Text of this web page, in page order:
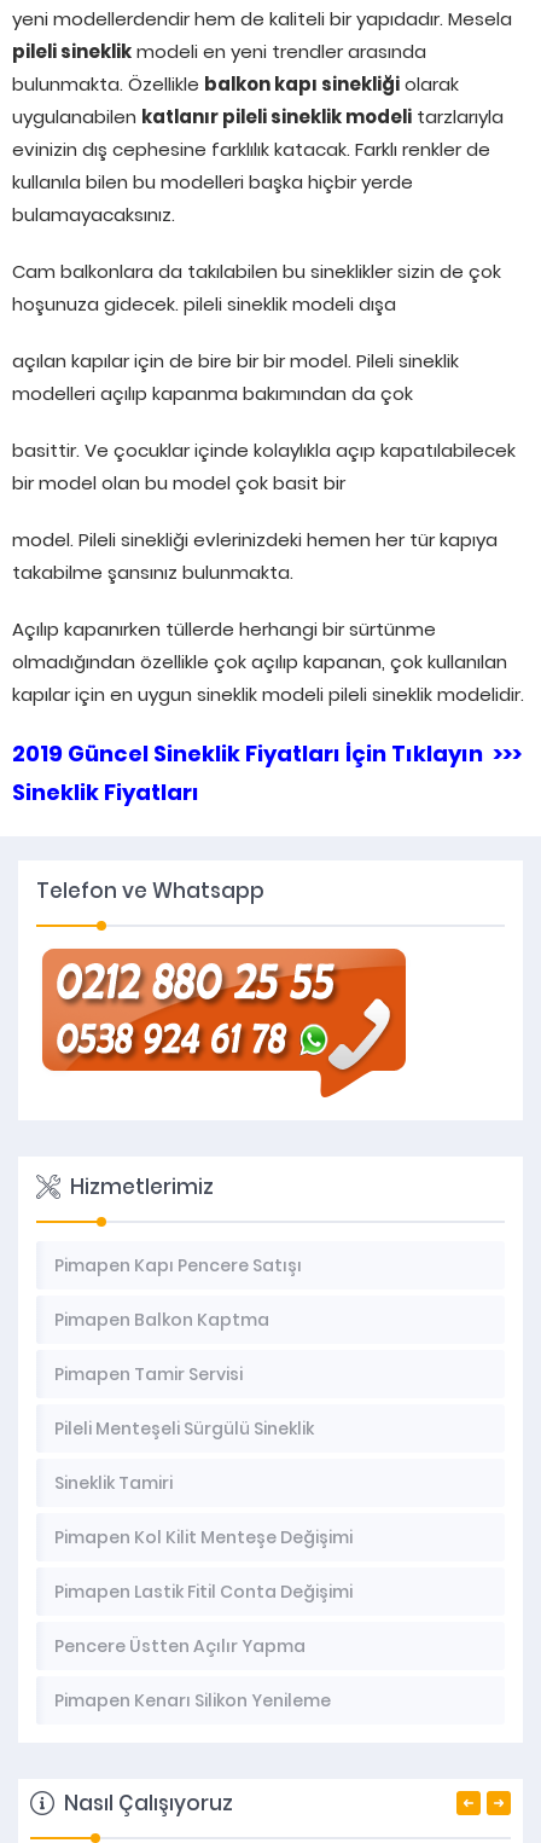
yeni modellerdendir hem de kaliteli bir yapıdadır. Mesela
pileli sineklikmodeli en yeni trendler arasında
bulunmakta. Özellikle balkon kapı sinekliğiolarak
uygulanabilen katlanır pileli sineklik modeli tarzlarıyla
evinizin dış cephesine farklılık katacak. Farklı renkler de
kullanıla bilen bu modelleri başka hiçbir yerde
bulamayacaksınız.
Cam balkonlara da takılabilen bu sineklikler sizin de çok
hoşunuza gidecek. pileli sineklik modeli dışa
açılan kapılar için de bire bir bir model. Pileli sineklik
modelleri açılıp kapanma bakımından da çok
basittir. Ve çocuklar içinde kolaylıkla açıp kapatılabilecek
bir model olan bu model çok basit bir
model. Pileli sinekliği evlerinizdeki hemen her tür kapıya
takabilme şansınız bulunmakta.
Açılıp kapanırken tüllerde herhangi bir sürtünme
olmadığından özellikle çok açılıp kapanan, çok kullanılan
kapılar için en uygun sineklik modeli pileli sineklik modelidir.
2019 Güncel Sineklik Fiyatları İçin Tıklayın >>>
Sineklik Fiyatları
Telefon ve Whatsapp
Hizmetlerimiz
Pimapen Kapı Pencere Satışı
Pimapen Balkon Kaptma
Pimapen Tamir Servisi
Pileli Menteşeli Sürgülü Sineklik
Sineklik Tamiri
Pimapen Kol Kilit Menteşe Değişimi
Pimapen Lastik Fitil Conta Değişimi
Pencere Üstten Açılır Yapma
Pimapen Kenarı Silikon Yenileme
Nasıl Çalışıyoruz